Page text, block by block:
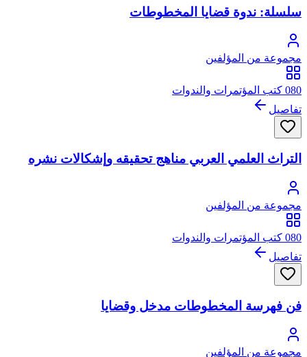
سلسلة: ندوة قضايا المخطوطات
مجموعة من المؤلفين
080 كتب المؤتمرات والندوات
تفاصيل
التراث العلمي العربي مناهج تحقيقه وإشكالات نشره
مجموعة من المؤلفين
080 كتب المؤتمرات والندوات
تفاصيل
فن فهرسة المخطوطات مدخل وقضايا
مجموعة من المؤلفين